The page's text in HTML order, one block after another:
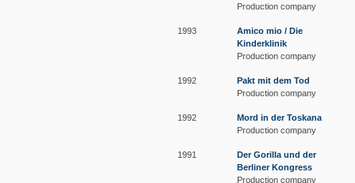
Production company
1993
Amico mio / Die
Kinderklinik
Production company
1992
Pakt mit dem Tod
Production company
1992
Mord in der Toskana
Production company
1991
Der Gorilla und der
Berliner Kongress
Production company